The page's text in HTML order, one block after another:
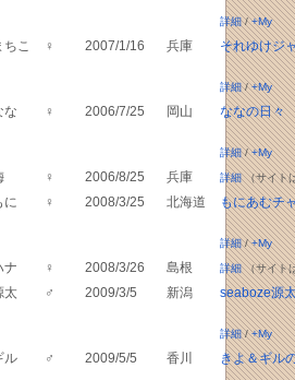
詳細/+My
ちこ ♀ 2007/1/16 兵庫 それゆけジ
詳細/+My
な ♀ 2006/7/25 岡山 ななの日々
詳細/+My
♀ 2006/8/25 兵庫 詳細（サイト
に ♀ 2008/3/25 北海道 もにあむチ
詳細/+My
ナ ♀ 2008/3/26 島根 詳細（サイト
太 ♂ 2009/3/5 新潟 seaboze源
詳細/+My
ル ♂ 2009/5/5 香川 きよ＆ギル